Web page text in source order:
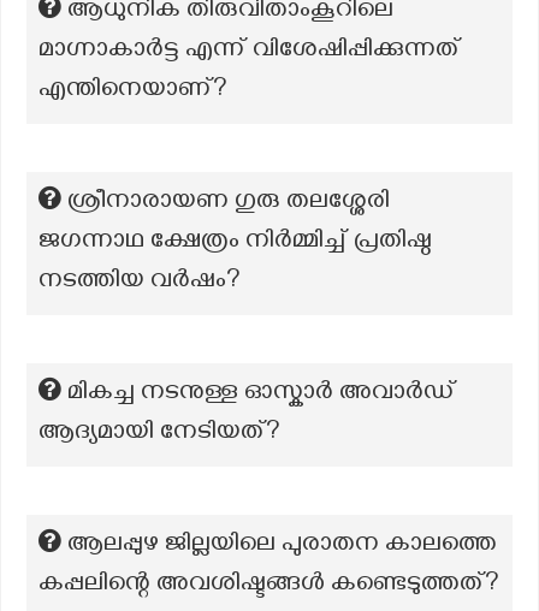
ആധുനിക തിരുവിതാംകൂറിലെ
മാഗ്നാകാർട്ട എന്ന് വിശേഷിപ്പിക്കുന്നത്
എന്തിനെയാണ്?
ശ്രീനാരായണ ഗുരു തലശ്ശേരി
ജഗന്നാഥ ക്ഷേത്രം നിർമ്മിച്ച് പ്രതിഷ്ഠ
നടത്തിയ വർഷം?
മികച്ച നടനുള്ള ഓസ്കാർ അവാർഡ്
ആദ്യമായി നേടിയത്?
ആലപ്പുഴ ജില്ലയിലെ പുരാതന കാലത്തെ
കപ്പലിന്റെ അവശിഷ്ടങ്ങൾ കണ്ടെടുത്തത്?